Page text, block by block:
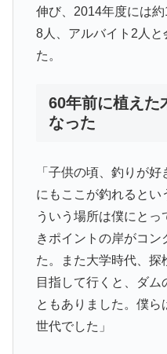
伸び、2014年度には
8人、アルバイト2人
た。
60年前に植えた
なった
「子供の頃、釣りが
にもここが釣れるとい
ういう場所は僕にとっ
きポイントの岸がコン
た。また大学時代、探
目指して行くと、ダム
ともありました。僕ら
世代でした」